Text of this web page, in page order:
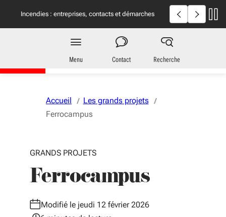
Incendies : entreprises, contacts et démarches
Incendies en
utiles
Région
Nouvelle-Aquitaine
Menu Contact Recherche
Accueil
Les grands projets
Ferrocampus
GRANDS PROJETS
Ferrocampus
Modifié le jeudi 12 février 2026